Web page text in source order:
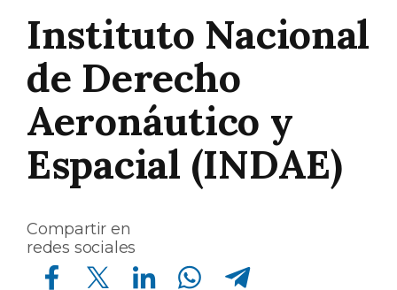
Nación
Instituto Nacional
de Derecho
Aeronáutico y
Espacial (INDAE)
Compartir en
redes sociales
Compartir en Facebook Compartir en Twitter Compartir en Linkedin Compartir en Whatsapp Compartir en Telegram